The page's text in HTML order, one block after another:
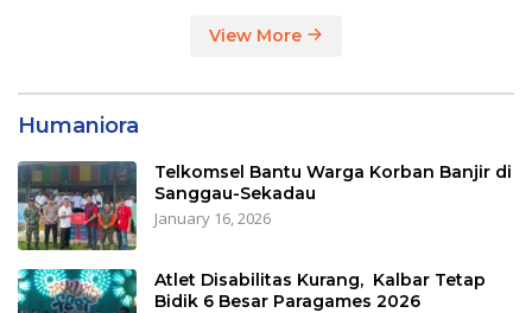
View More
Humaniora
Telkomsel Bantu Warga Korban Banjir di
Sanggau-Sekadau
January 16, 2026
Atlet Disabilitas Kurang, Kalbar Tetap
Bidik 6 Besar Paragames 2026